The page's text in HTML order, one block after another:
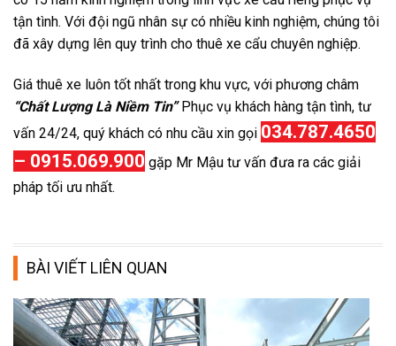
tận tình. Với đội ngũ nhân sự có nhiều kinh nghiệm, chúng tôi
đã xây dựng lên quy trình cho thuê xe cẩu chuyên nghiệp.
Giá thuê xe luôn tốt nhất trong khu vực, với phương châm
“Chất Lượng Là Niềm Tin”Phục vụ khách hàng tận tình, tư
vấn 24/24, quý khách có nhu cầu xin gọi 034.787.4650
– 0915.069.900 gặp Mr Mậu tư vấn đưa ra các giải
pháp tối ưu nhất.
BÀI VIẾT LIÊN QUAN